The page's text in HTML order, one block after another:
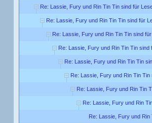
Re: Lassie, Fury und Rin Tin Tin sind für
Re: Lassie, Fury und Rin Tin Tin sind für
Re: Lassie, Fury und Rin Tin Tin sind
Re: Lassie, Fury und Rin Tin Tin sind
Re: Lassie, Fury und Rin Tin Tin
Re: Lassie, Fury und Rin Tin
Re: Lassie, Fury und Rin Tin
Re: Lassie, Fury und Rin
Re: Lassie, Fury und